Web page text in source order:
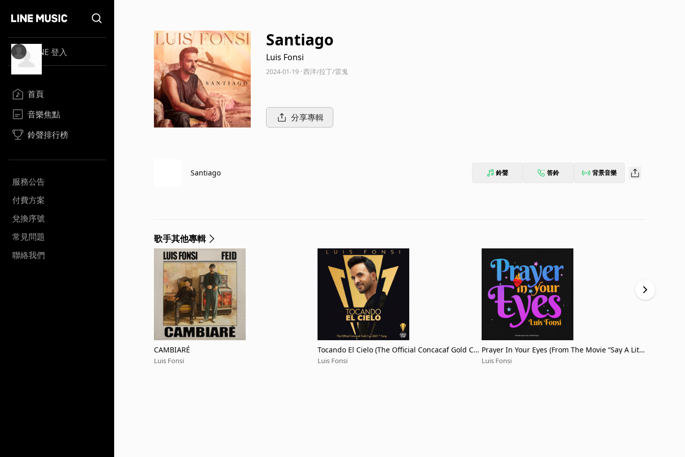
LINE 登入
首頁
音樂焦點
鈴聲排行榜
服務公告
付費方案
兌換序號
常見問題
聯絡我們
Santiago
Luis Fonsi
2024-01-19 · 西洋/拉丁/雷鬼
分享專輯
Santiago 鈴聲 答鈴 背景音樂
歌手其他專輯
CAMBIARÉ
Luis Fonsi
Tocando El Cielo (The Official Concacaf Gold Cu
p 2025 [TM] Song)
Luis Fonsi
Prayer In Your Eyes (From The Movie “Say A Littl
e Prayer)
Luis Fonsi